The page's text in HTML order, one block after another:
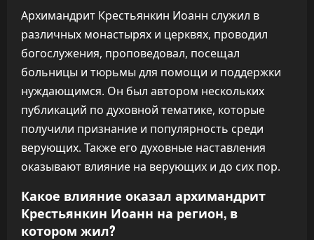
Архимандрит Крестьянкин Иоанн служил в
различных монастырях и церквях, проводил
богослужения, проповедовал, посещал
больницы и тюрьмы для помощи и поддержки
нуждающимся. Он был автором нескольких
публикаций по духовной тематике, которые
получили признание и популярность среди
верующих. Также его духовные наставления
оказывают влияние на верующих и до сих пор.
Какое влияние оказал архимандрит
Крестьянкин Иоанн на регион, в
котором жил?